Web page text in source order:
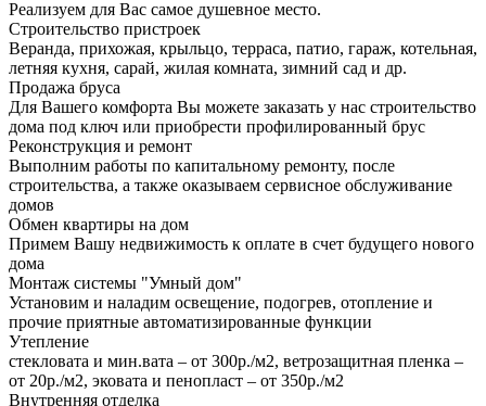
Реализуем для Вас самое душевное место.
Строительство пристроек
Веранда, прихожая, крыльцо, терраса, патио, гараж, котельная,
летняя кухня, сарай, жилая комната, зимний сад и др.
Продажа бруса
Для Вашего комфорта Вы можете заказать у нас строительство
дома под ключ или приобрести профилированный брус
Реконструкция и ремонт
Выполним работы по капитальному ремонту, после
строительства, а также оказываем сервисное обслуживание
домов
Обмен квартиры на дом
Примем Вашу недвижимость к оплате в счет будущего нового
дома
Монтаж системы "Умный дом"
Установим и наладим освещение, подогрев, отопление и
прочие приятные автоматизированные функции
Утепление
стекловата и мин.вата – от 300р./м2, ветрозащитная пленка –
от 20р./м2, эковата и пенопласт – от 350р./м2
Внутренняя отделка